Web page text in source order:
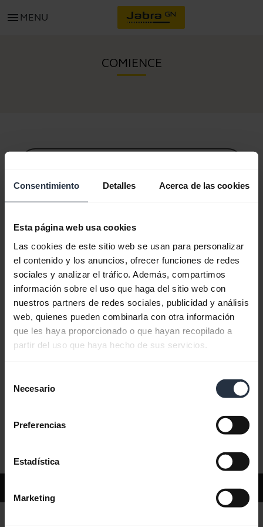
Consentimiento Detalles Acerca de las cookies
Esta página web usa cookies
Las cookies de este sitio web se usan para personalizar
el contenido y los anuncios, ofrecer funciones de redes
sociales y analizar el tráfico. Además, compartimos
información sobre el uso que haga del sitio web con
nuestros partners de redes sociales, publicidad y análisis
web, quienes pueden combinarla con otra información
que les haya proporcionado o que hayan recopilado a
partir del uso que haya hecho de sus servicios.
Necesario
Preferencias
Estadística
Marketing
menu MENU
COMIENCE
Guía de sincronización Bluetooth
Preguntas más frecuentes
Documentos de producto